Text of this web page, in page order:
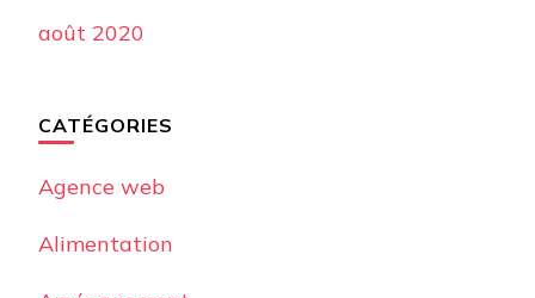
août 2020
CATÉGORIES
Agence web
Alimentation